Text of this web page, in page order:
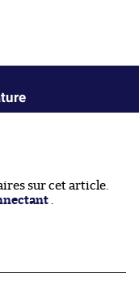
sur cet article.